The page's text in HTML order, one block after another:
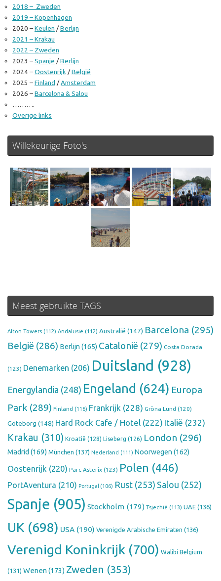
2018 – Zweden
2019 – Kopenhagen
2020 –Keulen /Berlijn
2021 – Krakau
2022 – Zweden
2023 –Spanje /Berlijn
2024 –Oostenrijk /België
2025 –Finland /Amsterdam
2026 –Barcelona & Salou
……….
Overige links
Willekeurige Foto's
Meest gebruikte TAGS
Alton Towers (112) Andalusië (112) Australië (147) Barcelona (295)
België (286) Berlijn(165) Catalonië (279) Costa Dorada
(123) Denemarken (206) Duitsland (928)
Energylandia (248) Engeland (624) Europa
Park (289) Finland (116) Frankrijk (228) Gröna Lund (120)
Göteborg (148) Hard Rock Cafe / Hotel (222) Italië (232)
Krakau (310) Kroatië (128) Liseberg (126) London (296)
Madrid (169) München (137) Nederland (111) Noorwegen (162)
Oostenrijk (220) Parc Asterix (123) Polen (446)
PortAventura (210) Portugal (106) Rust (253) Salou (252)
Spanje (905) Stockholm (179) Tsjechië (113) UAE (136)
UK (698) USA (190) Verenigde Arabische Emiraten (136)
Verenigd Koninkrijk (700) Walibi Belgium
(131) Wenen(173) Zweden (353)